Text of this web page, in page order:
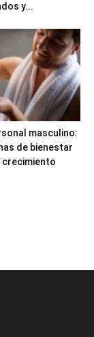
y...
masculino:
de bienestar
crecimiento